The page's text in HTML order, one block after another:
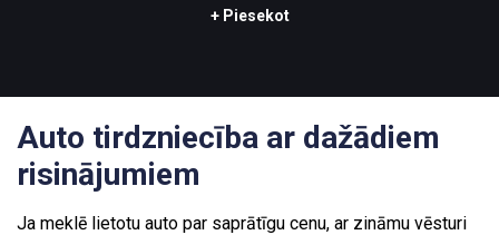
+ Piesekot
Auto tirdzniecība ar dažādiem
risinājumiem
Ja meklē lietotu auto par saprātīgu cenu, ar zināmu vēsturi